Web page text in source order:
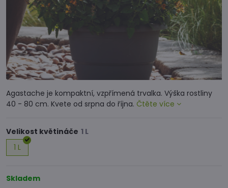
Agastache je kompaktní, vzpřímená trvalka. Výška rostliny
40 - 80 cm. Kvete od srpna do října. Čtěte více
Velikost květináče
1 L
Skladem